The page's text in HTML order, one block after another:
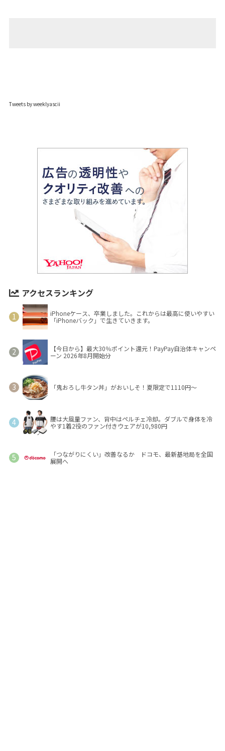
Tweets by weeklyascii
アクセスランキング
iPhoneケース、卒業しました。これからは最高に使いやすい
「iPhoneバック」で生きていきます。
【今日から】最大30％ポイント還元！PayPay自治体キャンペ
ーン 2026年8月開始分
「鬼おろし牛タン丼」がおいしそ！夏限定で1110円～
腰は大風量ファン、背中はペルチェ冷却。ダブルで身体を冷
やす1着2役のファン付きウェアが10,980円
「つながりにくい」改善なるか ドコモ、最新基地局を全国
展開へ